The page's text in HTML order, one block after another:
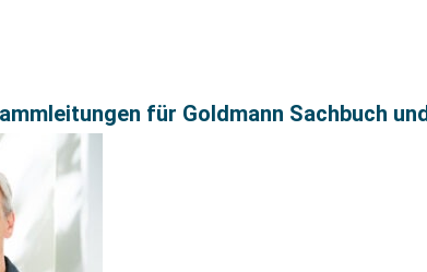
für Goldmann Sachbuch